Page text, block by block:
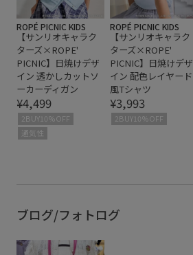
ROPÉ PICNIC KIDS
【サンリオキャラク
ターズ×ROPE'
PICNIC】日焼けデザ
イン 透かしカットソ
ーカーディガン
¥4,499
2BUY10%OFF
通気性
ROPÉ PICNIC KIDS
【サンリオキャラク
ターズ×ROPE'
PICNIC】日焼けデザ
イン 配色レイヤード
風Tシャツ
¥3,993
2BUY10%OFF
ブログ/フォトログ